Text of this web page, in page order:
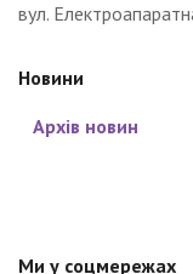
вул.
Новини
Архів новин
Ми у соцмережах